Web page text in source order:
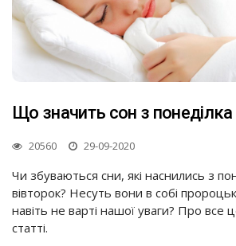
Що значить сон з понеділка
20560 29-09-2020
Чи збуваються сни, які наснились з
вівторок? Несуть вони в собі
навіть не варті нашої уваги? Про все
статті.